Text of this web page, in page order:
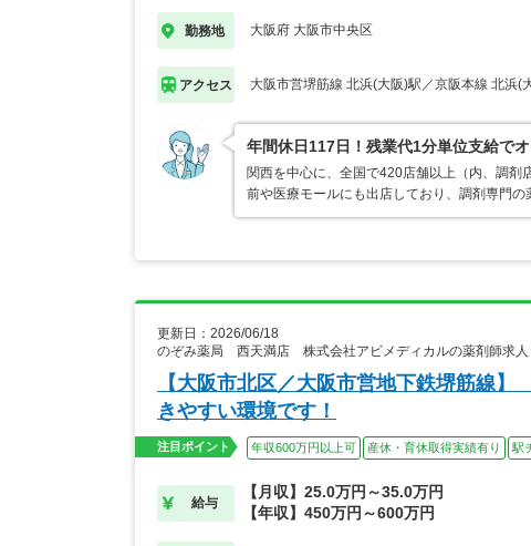
勤務地 大阪府 大阪市中央区
アクセス 大阪市営堺筋線 北浜(大阪)駅／京阪本線 北浜(
年間休日117日！残業代1分単位支給で
関西を中心に、全国で420店舗以上（内、調
前や医療モールにも出店しており、調剤専門
更新日：2026/06/18
のぞみ薬局 西天満店 株式会社アビメディカルの薬剤師求人
【大阪市北区／大阪市営地下鉄堺筋線
きやすい環境です！
注目ポイント 年収600万円以上可 産休・育休取得実績有り 駅
給与
【月収】25.0万円～35.0万円
【年収】450万円～600万円